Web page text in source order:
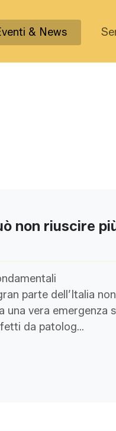
& News
non riuscire
parte dell’Italia non
vera emergenza
da patolog...